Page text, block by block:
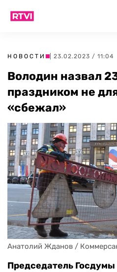
НОВОСТИ | 23.02.2023 / 11:04
Володин назвал
праздником не
«сбежал»
Анатолий Жданов /
Председатель